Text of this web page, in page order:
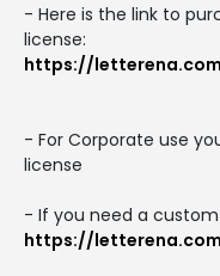
- Here is the link to
license:
https://
- For Corporate use
license
- If you need a
https://